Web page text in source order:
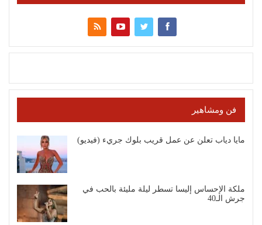
فن ومشاهير
مايا دياب تعلن عن عمل قريب بلوك جريء (فيديو)
ملكة الإحساس إليسا تسطر ليلة مليئة بالحب في
جرش الـ40